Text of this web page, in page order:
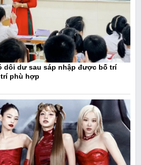
dôi dư sau sáp nhập được bố trí
phù hợp